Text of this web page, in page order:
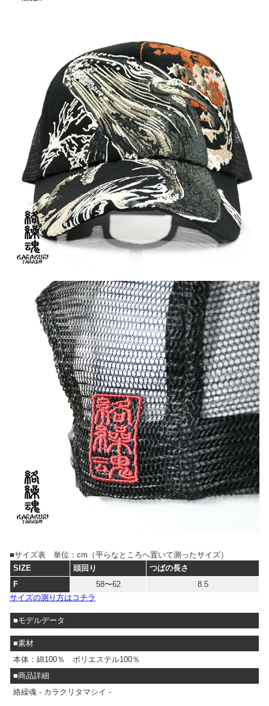
■サイズ表 単位：cm（平らなところへ置いて測ったサイズ）
SIZE
頭回り
つばの長さ
F
58〜62
8.5
サイズの測り方はコチラ
■モデルデータ
■素材
本体：綿100％ ポリエステル100％
■商品詳細
絡繰魂 - カラクリタマシイ -